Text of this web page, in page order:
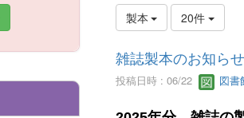
製本 20件
雑誌製本のお知らせ
投稿日時 : 06/22 図書